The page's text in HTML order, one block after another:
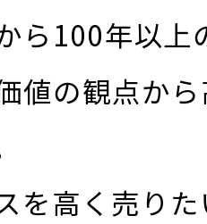
ら100年以上
値の観点か
を高く売り